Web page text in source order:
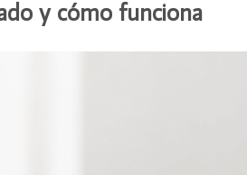
y cómo funciona